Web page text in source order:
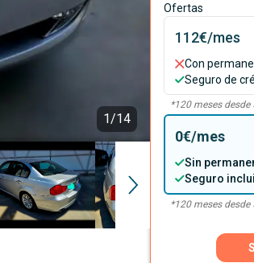
1/14
Ofertas
112€/mes
Con
Seguro de
*120meses desde
0€/mes
Sin
Seguro
*120meses desde